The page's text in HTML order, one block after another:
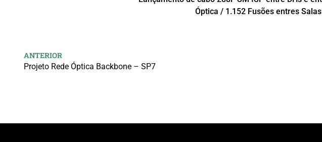
Óptica / 1.152 Fusões entres
ANTERIOR
Projeto Rede Óptica Backbone – SP7